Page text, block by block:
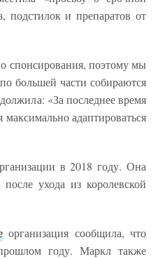
и препаратов от
спонсирования, поэтому мы
большей части собираются
«За последнее время
адаптироваться
в 2018 году. Она
ухода из королевской
организация сообщила, что
году. Маркл также